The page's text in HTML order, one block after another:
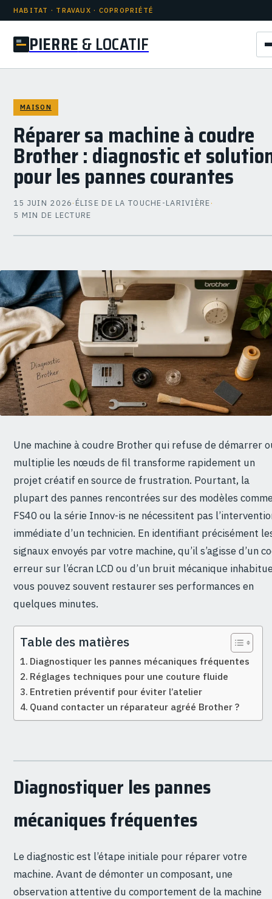
HABITAT · TRAVAUX · COPROPRIÉTÉ
PIERRE & LOCATIF
MAISON
Réparer sa machine à coudre
Brother : diagnostic et
pour les pannes courantes
15 JUIN 2026· ÉLISE DE LA TOUCHE-LARIVIÈRE·
5 MIN DE LECTURE
Une machine à coudre Brother qui refuse de démarrer
multiplie les nœuds de fil transforme rapidement un
projet créatif en source de frustration. Pourtant, la
plupart des pannes rencontrées sur des modèles
FS40 ou la série Innov-is ne nécessitent pas
immédiate d’un technicien. En identifiant précisément
signaux envoyés par votre machine, qu’il s’agisse d’un
erreur sur l’écran LCD ou d’un bruit mécanique
vous pouvez souvent restaurer ses performances en
quelques minutes.
Table des matières
Diagnostiquer les pannes mécaniques fréquentes
Réglages techniques pour une couture fluide
Entretien préventif pour éviter l’atelier
Quand contacter un réparateur agréé Brother ?
Diagnostiquer les pannes
mécaniques fréquentes
Le diagnostic est l’étape initiale pour réparer votre
machine. Avant de démonter un composant, une
observation attentive du comportement de la machine